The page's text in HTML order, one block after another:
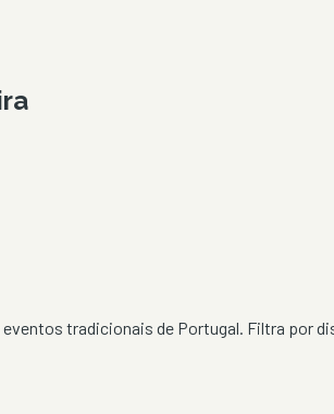
tradicionais de Portugal. Filtra por